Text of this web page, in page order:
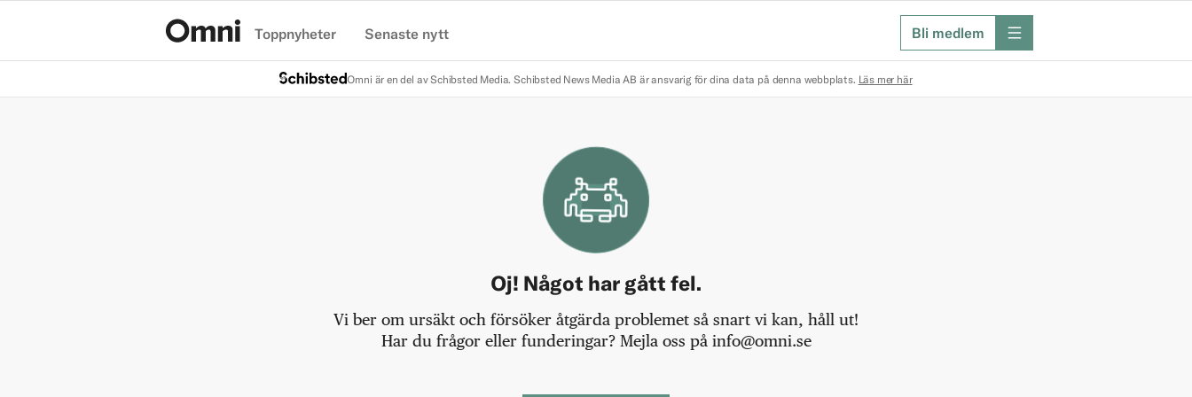
Toppnyheter Senaste nytt Bli medlem meny
Omni är en del av Schibsted Media. Schibsted News Media AB är ansvarig för dina data på denna webbplats. Läs mer här
Oj! Något har gått fel.
Vi ber om ursäkt och försöker åtgärda problemet så snart vi kan, håll ut!
Har du frågor eller funderingar? Mejla oss på info@omni.se